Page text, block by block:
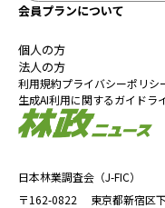
日本林業調査会（J-FIC）
〒162-0822
東京都新宿区
会員プランについて
個人の方
法人の方
利用規約プライバシーポリシ
生成AI利用に関するガイドラ